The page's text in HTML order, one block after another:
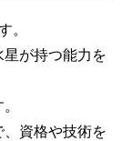
。
が持つ能力を
資格や技術を